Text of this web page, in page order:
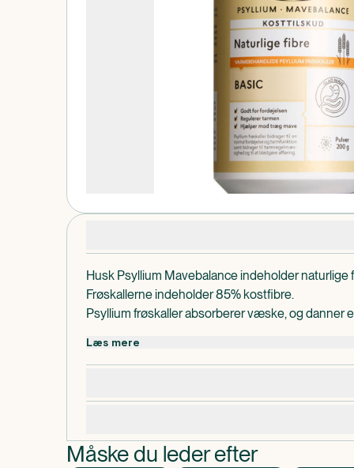
Husk Psyllium Mavebalance indeholder naturlige
Frøskallerne indeholder 85% kostfibre.
Psyllium frøskaller absorberer væske, og danner
Psyllium frøskaller bidrager til en normal
til tarmregulering, f.eks. ved træg mave. Hjælper
Læs mere
Måske du leder efter